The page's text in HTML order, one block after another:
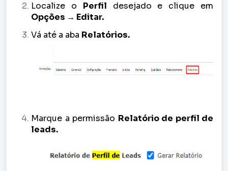
Localize o Perfil desejado e clique em
Opções → Editar.
Vá até a aba Relatórios.
Marque a permissão Relatório de perfil de
leads.